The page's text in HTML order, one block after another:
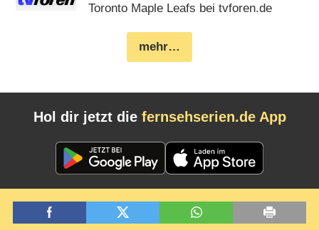
Toronto Maple Leafs bei tvforen.de
mehr…
Hol dir jetzt die fernsehserien.de App